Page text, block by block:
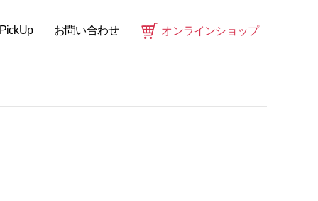
お問い合わせ オンラインショップ